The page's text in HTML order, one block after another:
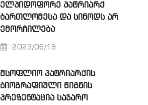
ᲔᲚᲞᲘᲓᲝᲤᲝᲠᲔ ᲞᲐᲢᲠᲘᲐᲠᲥ
ᲑᲐᲠᲗᲚᲝᲛᲔᲡᲐ ᲓᲐ ᲡᲘᲜᲝᲓᲡ ᲐᲠ
ᲔᲛᲝᲠᲩᲘᲚᲔᲑᲐ
2023/06/19
ᲛᲡᲝᲤᲚᲘᲝ ᲞᲐᲢᲠᲘᲐᲠᲥᲘᲡ
ᲑᲘᲝᲒᲠᲐᲤᲘᲣᲚᲘ ᲬᲘᲒᲜᲘᲡ
ᲞᲠᲔᲖᲔᲜᲢᲐᲪᲘᲐ ᲡᲐᲯᲐᲠᲝ